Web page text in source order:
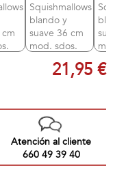
21,95 €
Atención al cliente
660 49 39 40